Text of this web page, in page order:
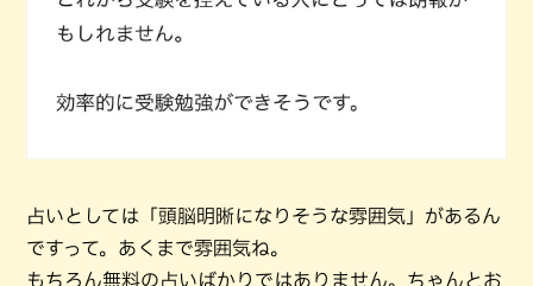
占いとしては「頭脳明晰になりそうな雰囲気」があるん
ですって。あくまで雰囲気ね。
もちろん無料の占いばかりではありません。ちゃんとお